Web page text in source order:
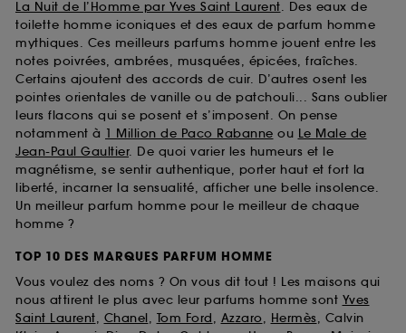
La Nuit de l’Homme par Yves Saint Laurent. Des eaux de
toilette homme iconiques et des eaux de parfum homme
mythiques. Ces meilleurs parfums homme jouent entre les
notes poivrées, ambrées, musquées, épicées, fraîches.
Certains ajoutent des accords de cuir. D’autres osent les
pointes orientales de vanille ou de patchouli... Sans oublier
leurs flacons qui se posent et s’imposent. On pense
notamment à 1 Million de Paco Rabanne ou Le Male de
Jean-Paul Gaultier. De quoi varier les humeurs et le
magnétisme, se sentir authentique, porter haut et fort la
liberté, incarner la sensualité, afficher une belle insolence.
Un meilleur parfum homme pour le meilleur de chaque
homme ?
TOP 10 DES MARQUES PARFUM HOMME
Vous voulez des noms ? On vous dit tout ! Les maisons qui
nous attirent le plus avec leur parfums homme sont Yves
Saint Laurent, Chanel, Tom Ford, Azzaro, Hermès, Calvin